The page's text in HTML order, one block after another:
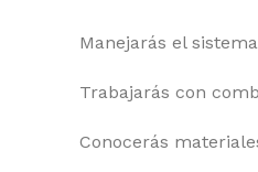
Manejarás el
Trabajarás con
Conocerás